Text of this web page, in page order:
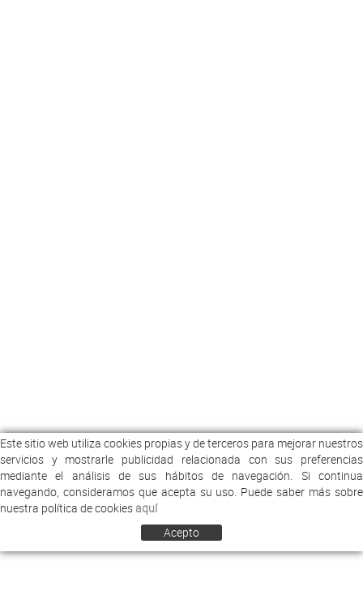
Este sitio web utiliza cookies propias y de terceros para mejorar nuestros
servicios y mostrarle publicidad relacionada con sus preferencias
mediante el análisis de sus hábitos de navegación. Si continua
navegando, consideramos que acepta su uso. Puede saber más sobre
nuestra política de cookiesaquí
Acepto